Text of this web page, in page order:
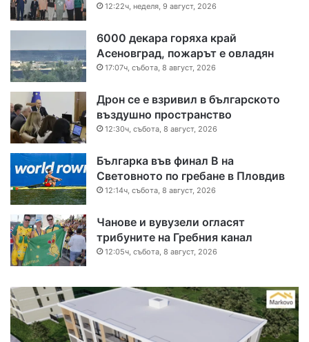
12:22ч, неделя, 9 август, 2026
6000 декара горяха край
Асеновград, пожарът е овладян
17:07ч, събота, 8 август, 2026
Дрон се е взривил в българското
въздушно пространство
12:30ч, събота, 8 август, 2026
Българка във финал B на
Световното по гребане в Пловдив
12:14ч, събота, 8 август, 2026
Чанове и вувузели огласят
трибуните на Гребния канал
12:05ч, събота, 8 август, 2026